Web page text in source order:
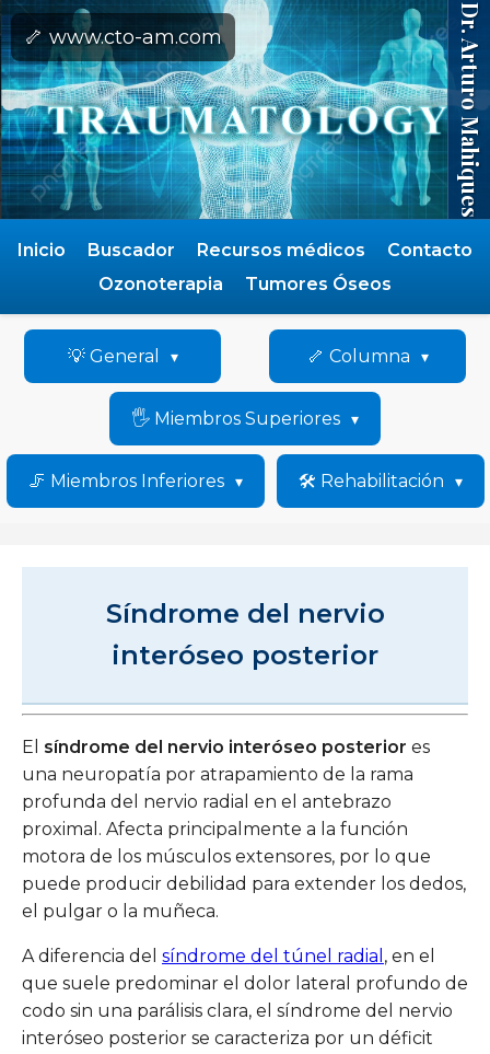
🦴 www.cto-am.com Dr. Arturo Mahiques
Inicio Buscador Recursos médicos
Contacto
Ozonoterapia
Tumores Óseos
💡 General 🦴 Columna
🖐️ Miembros Superiores
🦵 Miembros Inferiores 🛠️ Rehabilitación
Síndrome del nervio
interóseo posterior
El síndrome del nervio interóseo posterior es
una neuropatía por atrapamiento de la rama
profunda del nervio radial en el antebrazo
proximal. Afecta principalmente a la función
motora de los músculos extensores, por lo que
puede producir debilidad para extender los dedos,
el pulgar o la muñeca.
A diferencia del síndrome del túnel radial , en el
que suele predominar el dolor lateral profundo de
codo sin una parálisis clara, el síndrome del nervio
interóseo posterior se caracteriza por un déficit